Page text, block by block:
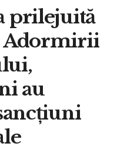
prilejuită
Adormirii
au